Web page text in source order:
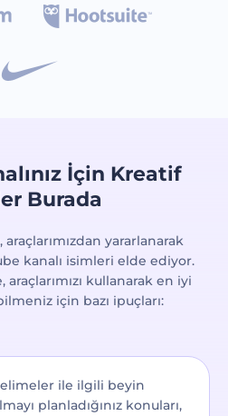
İçin Kreatif
Burada
araçlarımızdan yararlanarak
kanalı isimleri elde ediyor.
kullanarak en iyi
için bazı ipuçları:
ile ilgili beyin
planladığınız konuları,